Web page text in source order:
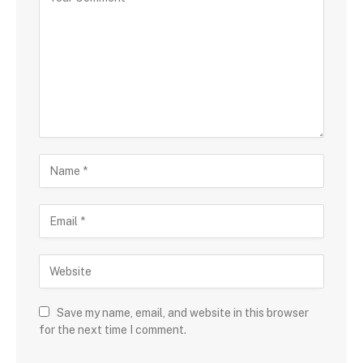
Save my name, email, and website in this browser
for the next time I comment.